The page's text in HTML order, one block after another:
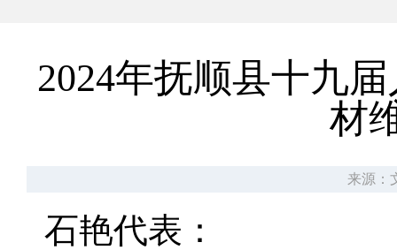
2024年抚顺县十九
材
来源：
石艳代表：